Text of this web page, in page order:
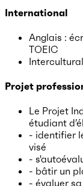
International
Anglais :
TOEIC
Projet
Le Projet
étudiant
- identifier
visé
-
- bâtir un
- évaluer